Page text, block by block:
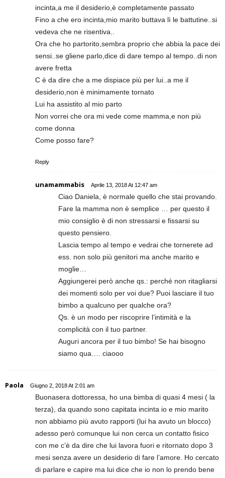
incinta,a me il desiderio,è completamente passato
Fino a che ero incinta,mio marito buttava lì le battutine..si
vedeva che ne risentiva..
Ora che ho partorito,sembra proprio che abbia la pace dei
sensi..se gliene parlo,dice di dare tempo al tempo..di non
avere fretta
C è da dire che a me dispiace più per lui..a me il
desiderio,non è minimamente tornato
Lui ha assistito al mio parto
Non vorrei che ora mi vede come mamma,e non più
come donna
Come posso fare?
Reply
unamammabis Aprile 13, 2018 At 12:47 am
Ciao Daniela, è normale quello che stai provando.
Fare la mamma non è semplice … per questo il
mio consiglio è di non stressarsi e fissarsi su
questo pensiero.
Lascia tempo al tempo e vedrai che tornerete ad
ess. non solo più genitori ma anche marito e
moglie…
Aggiungerei però anche qs.: perché non ritagliarsi
dei momenti solo per voi due? Puoi lasciare il tuo
bimbo a qualcuno per qualche ora?
Qs. è un modo per riscoprire l’intimità e la
complicità con il tuo partner.
Auguri ancora per il tuo bimbo! Se hai bisogno
siamo qua…. ciaooo
Paola Giugno 2, 2018 At 2:01 am
Buonasera dottoressa, ho una bimba di quasi 4 mesi ( la
terza), da quando sono capitata incinta io e mio marito
non abbiamo più avuto rapporti (lui ha avuto un blocco)
adesso però comunque lui non cerca un contatto fisico
con me c’è da dire che lui lavora fuori e ritornato dopo 3
mesi senza avere un desiderio di fare l’amore. Ho cercato
di parlare e capire ma lui dice che io non lo prendo bene